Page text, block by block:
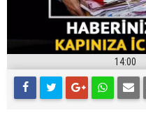
14:00